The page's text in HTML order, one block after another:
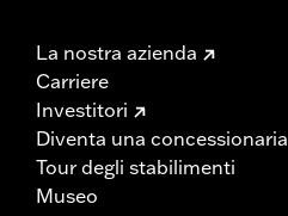
La nostra azienda
Carriere
Investitori
Diventa una concessionaria
Tour degli stabilimenti
Museo